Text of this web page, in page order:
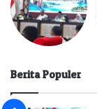
Berita Populer